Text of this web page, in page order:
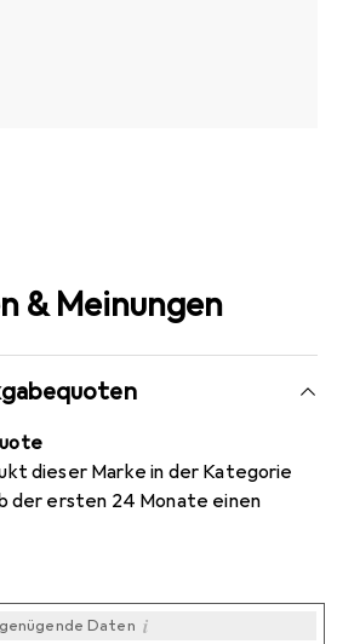
& Meinungen
dieser Marke in der Kategorie
der ersten 24 Monate einen
Daten i